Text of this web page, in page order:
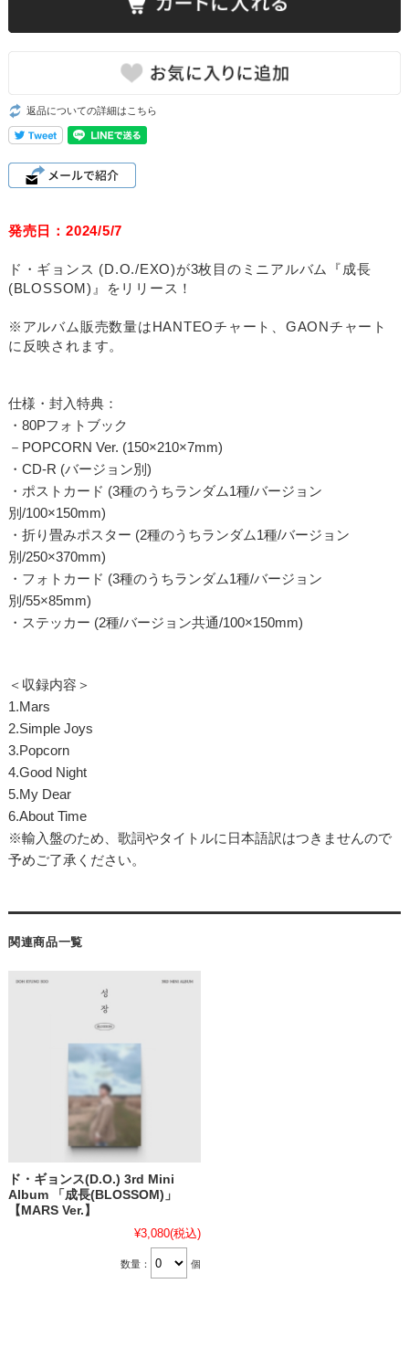
返品についての詳細はこちら
発売日：2024/5/7
ド・ギョンス (D.O./EXO)が3枚目のミニアルバム『成長
(BLOSSOM)』をリリース！
※アルバム販売数量はHANTEOチャート、GAONチャート
に反映されます。
仕様・封入特典：
・80Pフォトブック
－POPCORN Ver. (150×210×7mm)
・CD-R (バージョン別)
・ポストカード (3種のうちランダム1種/バージョン
別/100×150mm)
・折り畳みポスター (2種のうちランダム1種/バージョン
別/250×370mm)
・フォトカード (3種のうちランダム1種/バージョン
別/55×85mm)
・ステッカー (2種/バージョン共通/100×150mm)
＜収録内容＞
1.Mars
2.Simple Joys
3.Popcorn
4.Good Night
5.My Dear
6.About Time
※輸入盤のため、歌詞やタイトルに日本語訳はつきませんので
予めご了承ください。
関連商品一覧
ド・ギョンス(D.O.) 3rd Mini
Album 「成長(BLOSSOM)」
【MARS Ver.】
¥3,080(税込)
数量： 個